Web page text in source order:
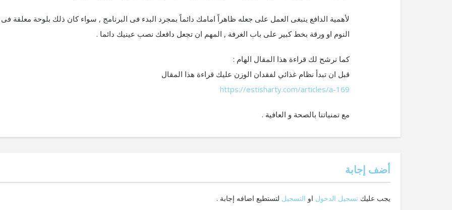
لأهمية الدافع ينبغى العمل على جعله ظاهراً امامك دائماً بمجرد البدء فى البرنامج , سواء كان ذلك بلوحة معلقة
النوم او ورقة بخط كبير على باب الغرفة , المهم ان تجعل دافعك نصب عينيك دائما .
كما نرشح لك قراءة هذا المقال الهام :
قبل ان تبدأ نظام غذائي لفقدان الوزن عليك قراءة هذا المقال
https://estisharty.com/articles/a-169
مع تمنياتنا بالصحة و العافية .
‫أضف إجابة
يجب عليك تسجيل الدخول او التسجيل لتستطيع اضافه إجابة .